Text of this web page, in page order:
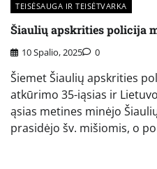
TEISĖSAUGA IR TEISĖTVARKA
Šiaulių apskrities policija
10 Spalio, 2025 0
Šiemet Šiaulių apskrities
atkūrimo 35-iąsias ir
ąsias metines minėjo
prasidėjo šv. mišiomis, o